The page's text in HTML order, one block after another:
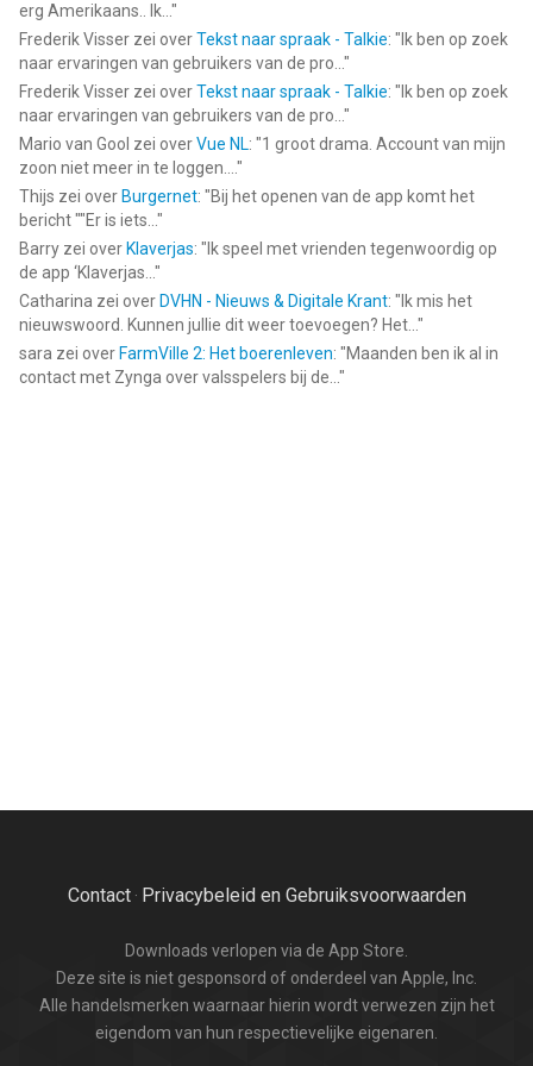
erg Amerikaans.. Ik... "
Frederik Visser zei overTekst naar spraak - Talkie: " Ik ben op zoek
naar ervaringen van gebruikers van de pro... "
Frederik Visser zei overTekst naar spraak - Talkie: " Ik ben op zoek
naar ervaringen van gebruikers van de pro... "
Mario van Gool zei overVue NL: "1 groot drama. Account van mijn
zoon niet meer in te loggen.... "
Thijs zei over Burgernet: "Bij het openen van de app komt het
bericht ""Er is iets... "
Barry zei over Klaverjas: " Ik speel met vrienden tegenwoordig op
de app ‘Klaverjas... "
Catharina zei over DVHN - Nieuws & Digitale Krant: " Ik mis het
nieuwswoord. Kunnen jullie dit weer toevoegen? Het... "
sara zei over FarmVille 2: Het boerenleven: "Maanden ben ik al in
contact met Zynga over valsspelers bij de... "
Contact· Privacybeleid en Gebruiksvoorwaarden
Downloads verlopen via de App Store.
Deze site is niet gesponsord of onderdeel van Apple, Inc.
Alle handelsmerken waarnaar hierin wordt verwezen zijn het
eigendom van hun respectievelijke eigenaren.